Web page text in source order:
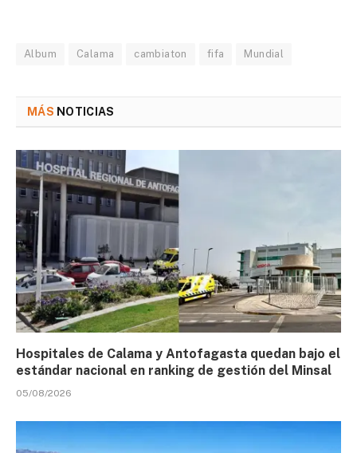
Album Calama cambiaton fifa Mundial
MÁS NOTICIAS
Hospitales de Calama y Antofagasta quedan bajo el
estándar nacional en ranking de gestión del Minsal
05/08/2026